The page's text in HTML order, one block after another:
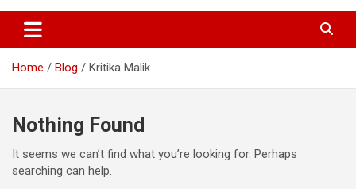
Home Blog Kritika Malik
Nothing Found
It seems we can’t find what you’re looking for. Perhaps
searching can help.